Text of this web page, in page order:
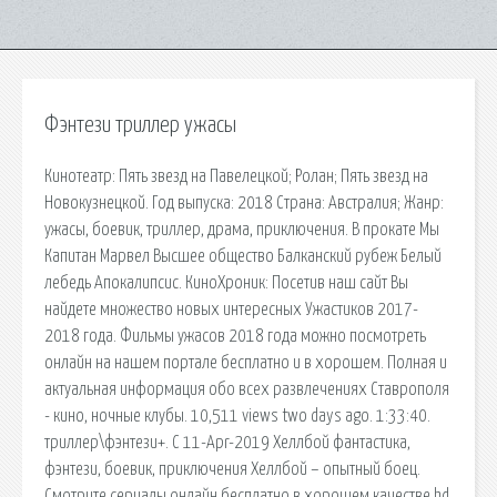
Фэнтези триллер ужасы
Кинотеатр: Пять звезд на Павелецкой; Ролан; Пять звезд на
Новокузнецкой. Год выпуска: 2018 Страна: Австралия; Жанр:
ужасы, боевик, триллер, драма, приключения. В прокате Мы
Капитан Марвел Высшее общество Балканский рубеж Белый
лебедь Апокалипсис. КиноХроник: Посетив наш сайт Вы
найдете множество новых интересных Ужастиков 2017-
2018 года. Фильмы ужасов 2018 года можно посмотреть
онлайн на нашем портале бесплатно и в хорошем. Полная и
актуальная информация обо всех развлечениях Ставрополя
- кино, ночные клубы. 10,511 views two days ago. 1:33:40.
триллер\фэнтези+. С 11-Apr-2019 Хеллбой фантастика,
фэнтези, боевик, приключения Хеллбой – опытный боец.